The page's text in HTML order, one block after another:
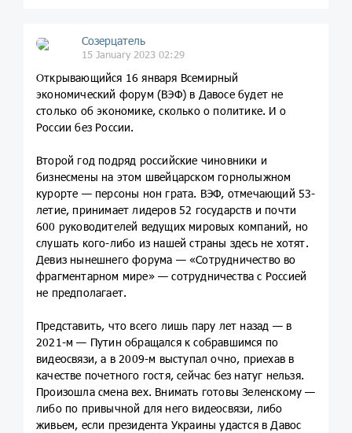
Созерцатель
15 January 2023 02:29
Открывающийся 16 января Всемирный
экономический форум (ВЭФ) в Давосе будет не
столько об экономике, сколько о политике. И о
России без России.
Второй год подряд российские чиновники и
бизнесмены на этом швейцарском горнолыжном
курорте — персоны нон грата. ВЭФ, отмечающий 53-
летие, принимает лидеров 52 государств и почти
600 руководителей ведущих мировых компаний, но
слушать кого-либо из нашей страны здесь не хотят.
Девиз нынешнего форума — «Сотрудничество во
фрагментарном мире» — сотрудничества с Россией
не предполагает.
Представить, что всего лишь пару лет назад — в
2021-м — Путин обращался к собравшимся по
видеосвязи, а в 2009-м выступал очно, приехав в
качестве почетного гостя, сейчас без натуг нельзя.
Произошла смена вех. Внимать готовы Зеленскому —
либо по привычной для него видеосвязи, либо
живьем, если президента Украины удастся в Давос